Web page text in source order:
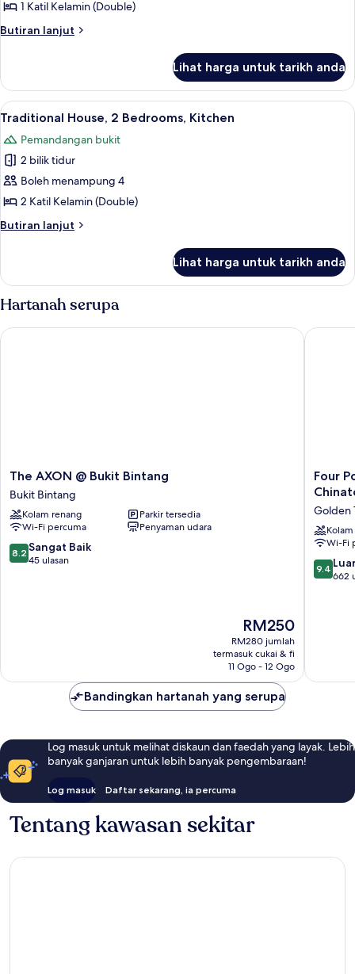
1
Katil
Kitchen
(Perling
Bukit)
1 Katil Kelamin (Double)
Butiran lanjut
Butiran
House,
Katil
(Double),
Kitchen
(Perling
Bukit)
Lihat harga untuk tarikh anda
Lihat
semua
foto
untuk
Traditional
House,
2
Bedrooms,
Traditional House, 2 Bedrooms,
15
Traditional House, 2 Bedrooms, Kitchen
Pemandangan bukit
2 bilik tidur
Boleh menampung 4
2 Katil Kelamin (Double)
Butiran lanjut
Butiran
House,
2
Bedrooms,
Kitchen
Lihat harga untuk tarikh anda
Hartanah serupa
The
AXON
@
Bukit
Bintang
Bukit
Bintang
The AXON @ Bukit Bintang
Bukit Bintang
Kolam renang
Parkir tersedia
Wi-Fi percuma
Penyaman udara
8.2
daripada
8.2 Sangat Baik
45 ulasan
Harga
ialah
RM250
RM250
RM280 jumlah
termasuk cukai & fi
11 Ogo - 12 Ogo
The AXON @ Bukit Bintang
Four
Points
Kuala
Lumpur,
Golden
Four
Golden
Wi-Fi
9.4
9.4
662
Four
Bandingkan hartanah yang serupa
Log masuk untuk melihat diskaun dan faedah yang layak. Lebih
banyak ganjaran untuk lebih banyak pengembaraan!
Log masuk Daftar sekarang, ia percuma
Tentang kawasan sekitar